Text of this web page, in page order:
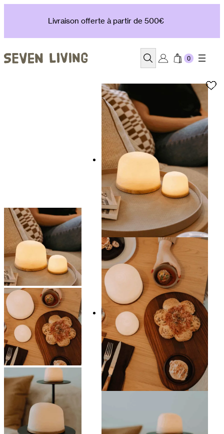
Livraison offerte à partir de 500€
Recherche